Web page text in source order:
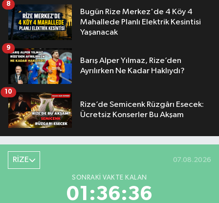
Bugün Rize Merkez'de 4 Köy 4
Mahallede Planlı Elektrik Kesintisi
Yaşanacak
8
Barış Alper Yılmaz, Rize’den
Ayrılırken Ne Kadar Haklıydı?
9
Rize’de Semicenk Rüzgârı Esecek:
Ücretsiz Konserler Bu Akşam
10
RİZE 07.08.2026
SONRAKI VAKTE KALAN
01:36:35